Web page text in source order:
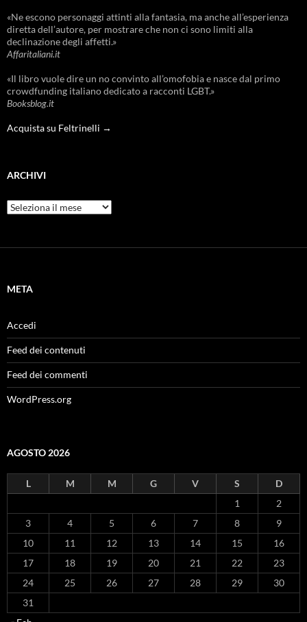
«Ne escono personaggi attinti alla fantasia, ma anche all’esperienza
diretta dell’autore, per mostrare che non ci sono limiti alla
declinazione degli affetti.»
Affaritaliani.it
«Il libro vuole dire un no convinto all’omofobia e nasce dal primo
crowdfunding italiano dedicato a racconti LGBT.»
Booksblog.it
Acquista su Feltrinelli →
ARCHIVI
Archivi
META
Accedi
Feed dei contenuti
Feed dei commenti
WordPress.org
AGOSTO 2026
L M M G V S
D
1
2
3
4 5 6 7 8
9
10
11 12 13 14 15
16
17
18 19 20 21 22
23
24
25 26 27 28 29
30
31